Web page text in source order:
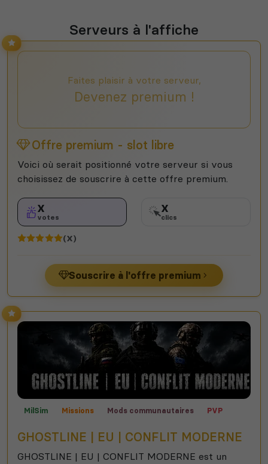
Serveurs à l'affiche
Faites plaisir à votre serveur,
Devenez premium !
Offre premium - slot libre
Voici où serait positionné votre serveur si vous
choisissez de souscrire à cette offre premium.
X
votes
X
clics
(X)
Souscrire à l'offre premium
MilSim Missions Mods communautaires
PVP
GHOSTLINE | EU | CONFLIT MODERNE
GHOSTLINE | EU | CONFLIT MODERNE est un